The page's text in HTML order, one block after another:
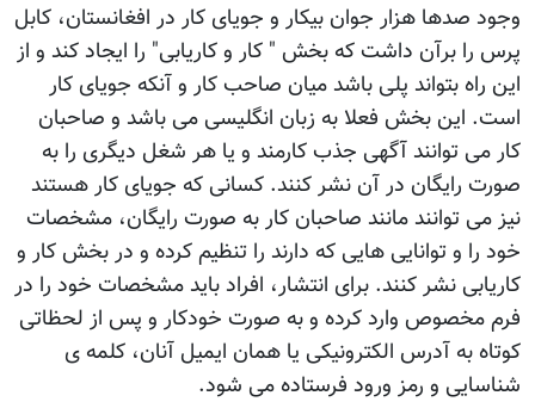
وجود صدها هزار جوان بيکار و جويای کار در افغانستان، کابل
پرس را برآن داشت که بخش " کار و کاريابی" را ايجاد کند و از
اين راه بتواند پلی باشد ميان صاحب کار و آنکه جويای کار
است. اين بخش فعلا به زبان انگليسی می باشد و صاحبان
کار می توانند آگهی جذب کارمند و يا هر شغل ديگری را به
صورت رايگان در آن نشر کنند. کسانی که جويای کار هستند
نيز می توانند مانند صاحبان کار به صورت رايگان، مشخصات
خود را و توانايی هايی که دارند را تنظيم کرده و در بخش کار و
کاريابی نشر کنند. برای انتشار، افراد بايد مشخصات خود را در
فرم مخصوص وارد کرده و به صورت خودکار و پس از لحظاتی
کوتاه به آدرس الکترونيکی يا همان ايميل آنان، کلمه ی
شناسايی و رمز ورود فرستاده می شود.